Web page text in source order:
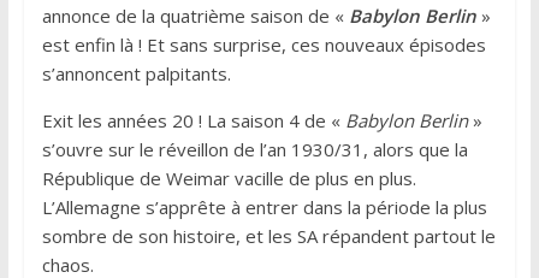
annonce de la quatrième saison de « Babylon Berlin»
est enfin là ! Et sans surprise, ces nouveaux épisodes
s’annoncent palpitants.
Exit les années 20 ! La saison 4 de « Babylon Berlin»
s’ouvre sur le réveillon de l’an 1930/31, alors que la
République de Weimar vacille de plus en plus.
L’Allemagne s’apprête à entrer dans la période la plus
sombre de son histoire, et les SA répandent partout le
chaos.